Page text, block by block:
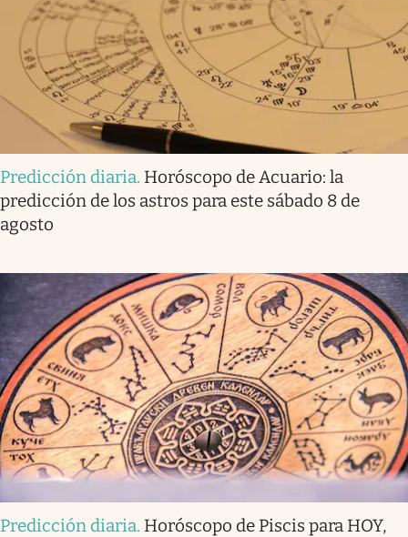
Predicción diaria. Horóscopo de Acuario: la
predicción de los astros para este sábado 8 de
agosto
Predicción diaria. Horóscopo de Piscis para HOY,